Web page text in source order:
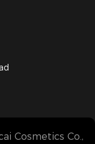
Cosmetics Co.,